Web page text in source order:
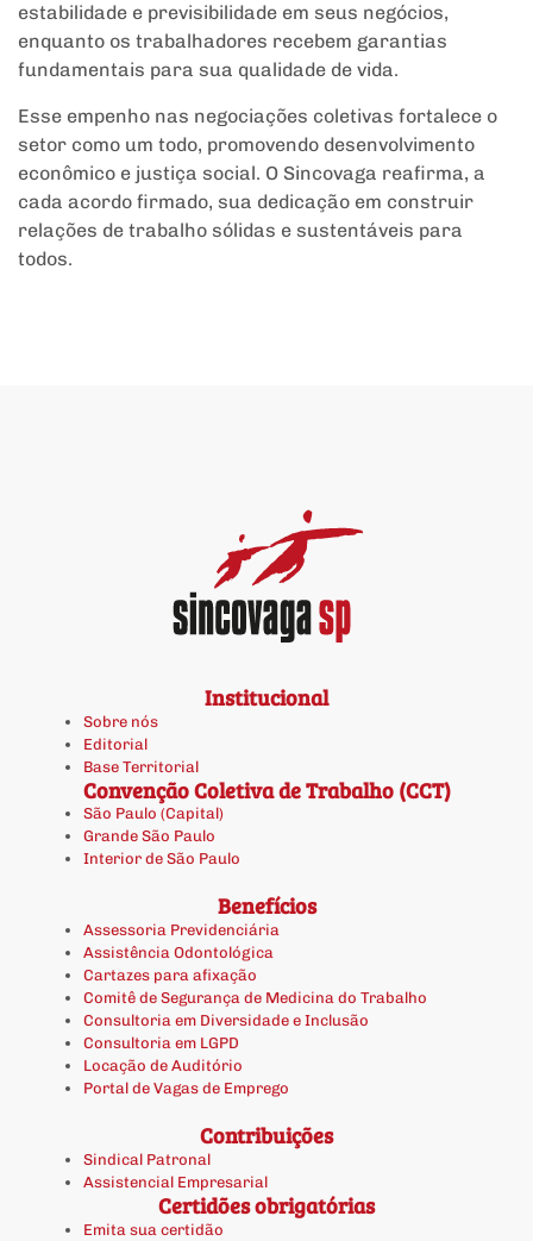
estabilidade e previsibilidade em seus negócios,
enquanto os trabalhadores recebem garantias
fundamentais para sua qualidade de vida.
Esse empenho nas negociações coletivas fortalece o
setor como um todo, promovendo desenvolvimento
econômico e justiça social. O Sincovaga reafirma, a
cada acordo firmado, sua dedicação em construir
relações de trabalho sólidas e sustentáveis para
todos.
Institucional
Sobre nós
Editorial
Base Territorial
Convenção Coletiva de Trabalho (CCT)
São Paulo (Capital)
Grande São Paulo
Interior de São Paulo
Benefícios
Assessoria Previdenciária
Assistência Odontológica
Cartazes para afixação
Comitê de Segurança de Medicina do Trabalho
Consultoria em Diversidade e Inclusão
Consultoria em LGPD
Locação de Auditório
Portal de Vagas de Emprego
Contribuições
Sindical Patronal
Assistencial Empresarial
Certidões obrigatórias
Emita sua certidão